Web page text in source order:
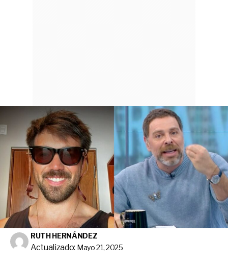
RUTH HERNÁNDEZ
Actualizado: Mayo 21, 2025